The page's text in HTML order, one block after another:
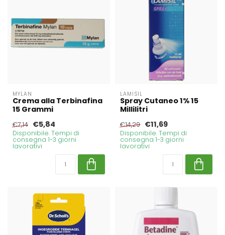
MYLAN
Crema alla Terbinafina
15 Grammi
€7,14 €5,84
Disponibile. Tempi di
consegna 1-3 giorni
lavorativi
LAMISIL
Spray Cutaneo 1% 15
Millilitri
€14,29 €11,69
Disponibile. Tempi di
consegna 1-3 giorni
lavorativi